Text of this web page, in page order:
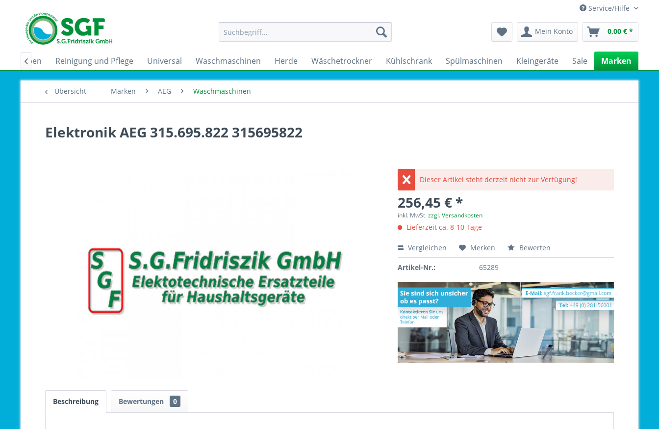
Service/Hilfe
Mein Konto 0,00 € *
Reinigung und Pflege Universal Waschmaschinen Herde Wäschetrockner Kühlschrank Spülmaschinen Kleingeräte Sale Marken

Übersicht Marken AEG Waschmaschinen
Elektronik AEG 315.695.822 315695822
Dieser Artikel steht derzeit nicht zur Verfügung!
256,45 € *
inkl. MwSt.zzgl. Versandkosten
Lieferzeit ca. 8-10 Tage
Vergleichen Merken Bewerten
Artikel-Nr.: 65289
Beschreibung Bewertungen 0